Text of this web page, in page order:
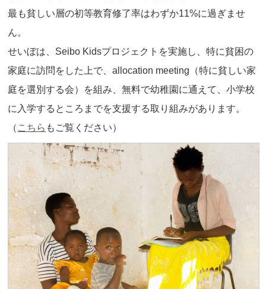
最も貧しい層の初等教育修了率はわずか11%に過ぎませ
ん。
せいぼは、Seibo Kidsプロジェクトを実施し、特に貧困の
家庭に訪問をした上で、allocation meeting（特に貧しい家
庭を選別する会）を組み、無料で幼稚園に通えて、小学校
に入学するところまでを支援する取り組みがあります。
（ こちら もご覧ください）